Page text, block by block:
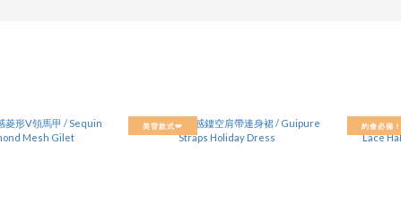
美背款式🪽 約會必備！